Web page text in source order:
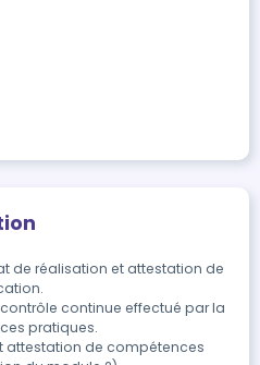
de réalisation et attestation de
continue effectué par la
pratiques.
attestation de compétences